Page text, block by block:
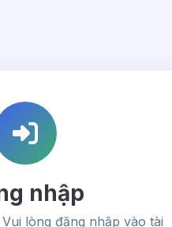
nhập
lòng đăng nhập vào tài